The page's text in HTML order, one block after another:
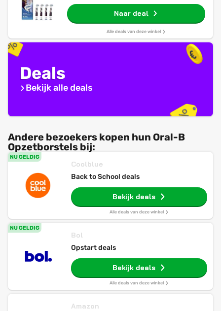
kinderen vanaf 3 jaar, extra zachte
borstelharen
Naar deal
Alle deals van deze winkel
Deals
Bekijk alle deals
Andere bezoekers kopen hun Oral-B
Opzetborstels bij:
NU GELDIG
Coolblue
Back to School deals
Bekijk deals
Alle deals van deze winkel
NU GELDIG
Bol
Opstart deals
Bekijk deals
Alle deals van deze winkel
Amazon